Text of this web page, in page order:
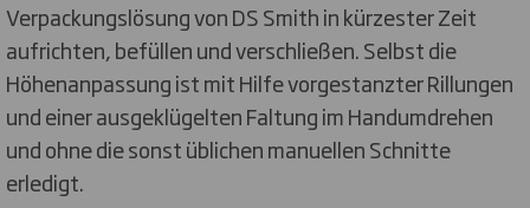
Verpackungslösung von DS Smith in kürzester Zeit
aufrichten, befüllen und verschließen. Selbst die
Höhenanpassung ist mit Hilfe vorgestanzter Rillungen
und einer ausgeklügelten Faltung im Handumdrehen
und ohne die sonst üblichen manuellen Schnitte
erledigt.